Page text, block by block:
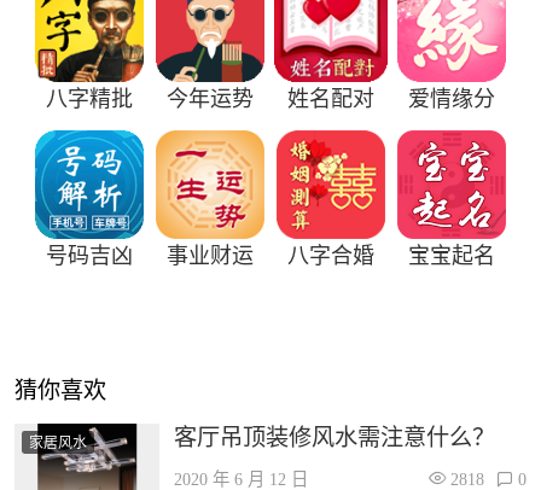
八字精批 今年运势 姓名配对 爱情缘分
号码吉凶 事业财运 八字合婚 宝宝起名
猜你喜欢
家居风水 客厅吊顶装修风水需注意什么？
2020 年 6 月 12 日 2818 0